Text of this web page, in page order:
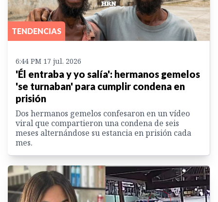
TENDENCIAS
6:44 PM 17 jul. 2026
'Él entraba y yo salía': hermanos gemelos
'se turnaban' para cumplir condena en
prisión
Dos hermanos gemelos confesaron en un vídeo
viral que compartieron una condena de seis
meses alternándose su estancia en prisión cada
mes.